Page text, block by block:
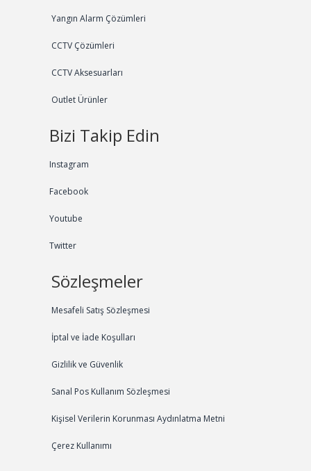
Yangın Alarm Çözümleri
CCTV Çözümleri
CCTV Aksesuarları
Outlet Ürünler
Bizi Takip Edin
Instagram
Facebook
Youtube
Twitter
Sözleşmeler
Mesafeli Satış Sözleşmesi
İptal ve İade Koşulları
Gizlilik ve Güvenlik
Sanal Pos Kullanım Sözleşmesi
Kişisel Verilerin Korunması Aydınlatma Metni
Çerez Kullanımı